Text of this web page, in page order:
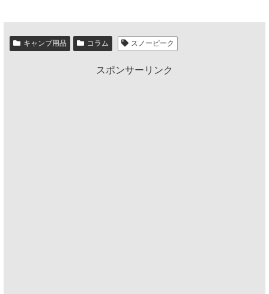
キャンプ用品 コラム スノーピーク
スポンサーリンク